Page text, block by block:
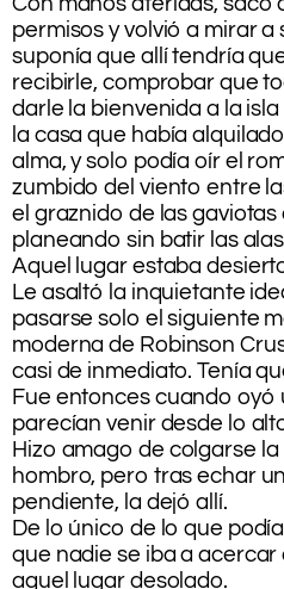
permisos y volvió a mirar a
suponía que allí tendría
recibirle, comprobar que
darle la bienvenida a la
la casa que había
alma, y solo podía oír el
zumbido del viento entre
el graznido de las
planeando sin batir las
Aquel lugar estaba
Le asaltó la inquietante
pasarse solo el siguiente
moderna de Robinson
casi de inmediato. Tenía
Fue entonces cuando oyó
parecían venir desde lo
Hizo amago de colgarse la
hombro, pero tras echar
pendiente, la dejó allí.
De lo único de lo que
que nadie se iba a
aquel lugar desolado.